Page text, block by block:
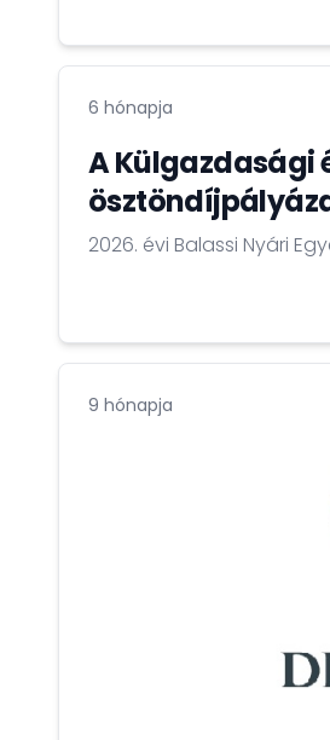
6 hónapja
A Külgazdasági
2026. évi Balassi Nyári
9 hónapja